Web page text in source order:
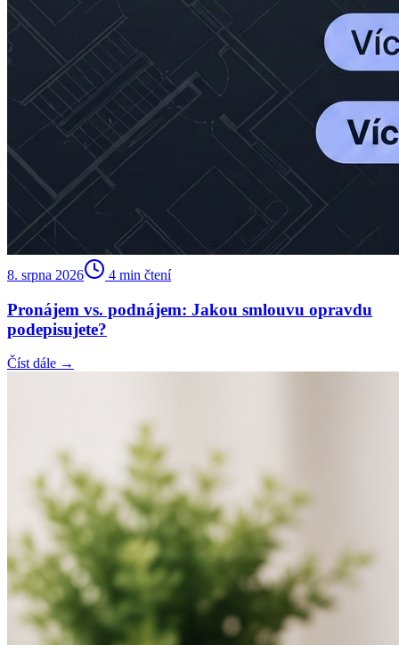
8. srpna 2026 4 min čtení
Pronájem vs. podnájem: Jakou smlouvu opravdu
podepisujete?
Číst dále →